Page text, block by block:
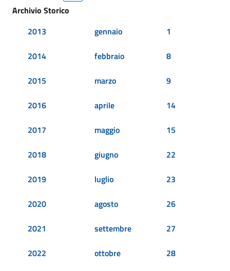
Archivio Storico
2013
2014
2015
2016
2017
2018
2019
2020
2021
2022
gennaio
febbraio
marzo
aprile
maggio
giugno
luglio
agosto
settembre
ottobre
1
8
9
14
15
22
23
26
27
28